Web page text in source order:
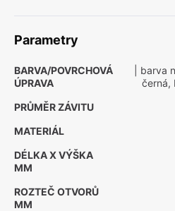
Parametry
BARVA/POVRCHOVÁ
ÚPRAVA
| barva
černá,
PRŮMĚR ZÁVITU
MATERIÁL
DÉLKA X VÝŠKA
MM
ROZTEČ OTVORŮ
MM